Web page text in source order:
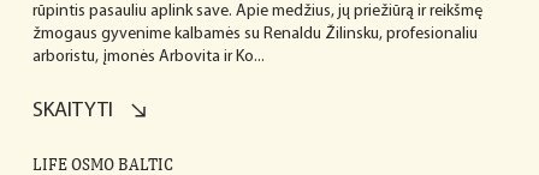
rūpintis pasauliu aplink save. Apie medžius, jų priežiūrą ir reikšmę
žmogaus gyvenime kalbamės su Renaldu Žilinsku, profesionaliu
arboristu, įmonės Arbovita ir Ko...
SKAITYTI
LIFE OSMO BALTIC